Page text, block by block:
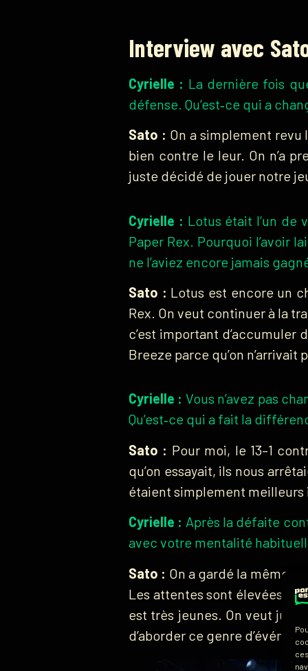
Interview avec
Cyrielle : La dernière fois
défense. Qu’est‑ce qui a
Sato : On a simplement
bien contre le leur. On n’a
juste décidé de jouer notre
Cyrielle : Lotus était l’un de
Paper Rex. Pourquoi l’avoir
ne l’aviez encore jamais
Sato : Lotus est encore un
Rex. On veut continuer à la
c’est important d’accumuler
Breeze parce qu’on
Cyrielle : Vous n’avez pas
Qu’est‑ce qui a fait la
Sato : Pour moi, le 13–1
qu’on essayait, ils nous
étaient simplement
Cyrielle : Après la défaite
avec votre mentalité
Sato : On a gardé la même
Les attentes sont élevées
est très jeunes. On veut
d’aborder ce genre